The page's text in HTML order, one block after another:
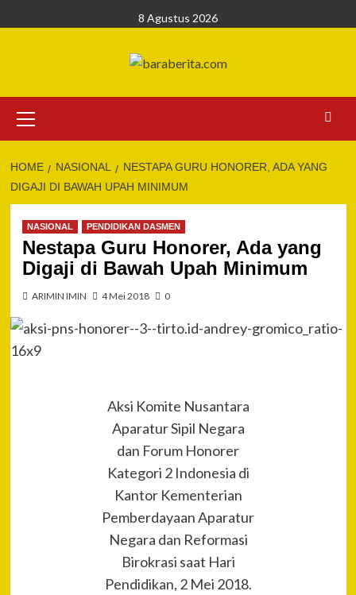
to
8 Agustus 2026
Menu
HOME NASIONAL
NESTAPA GURU HONORER, ADA YANG
DIGAJI DI BAWAH UPAH MINIMUM
NASIONAL PENDIDIKAN DASMEN
Nestapa Guru Honorer, Ada yang
Digaji di Bawah Upah Minimum
ARIMIN IMIN 4 Mei 2018 0
Aksi Komite Nusantara
Aparatur Sipil Negara
dan Forum Honorer
Kategori 2 Indonesia di
Kantor Kementerian
Pemberdayaan Aparatur
Negara dan Reformasi
Birokrasi saat Hari
Pendidikan, 2 Mei 2018.